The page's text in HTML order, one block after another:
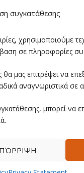
συγκατάθεσης
χρησιμοποιούμε
σε πληροφορίες
θα μας επιτρέψει να
αναγνωριστικά σε
μπορεί να